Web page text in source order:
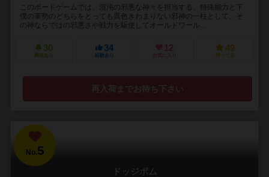
このボードゲームでは、混沌の邪悪な神々を担当する。特殊能力と下
僕の軍勢のどちらをとっても異色きわまりない邪神の一柱として、そ
の神ならではの邪悪さや戦力を駆使してオールドワール...
30
興味あり
34
経験あり
12
お気に入り
49
持ってる
再入荷までお待ち下さい
No.5
ドッジボム